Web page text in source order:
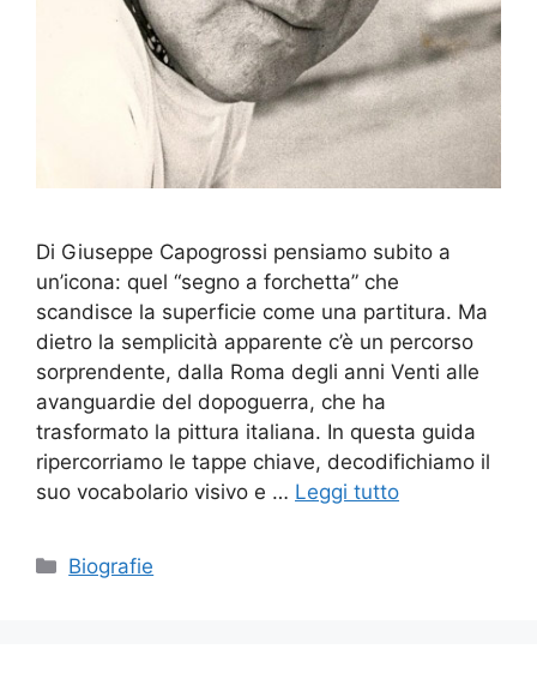
Di Giuseppe Capogrossi pensiamo subito a
un’icona: quel “segno a forchetta” che
scandisce la superficie come una partitura. Ma
dietro la semplicità apparente c’è un percorso
sorprendente, dalla Roma degli anni Venti alle
avanguardie del dopoguerra, che ha
trasformato la pittura italiana. In questa guida
ripercorriamo le tappe chiave, decodifichiamo il
suo vocabolario visivo e … Leggi tutto
Categorie
Biografie